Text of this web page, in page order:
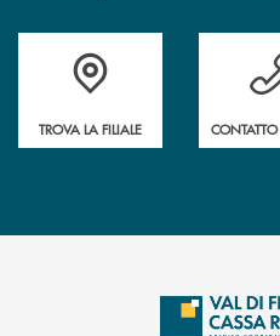
Accedi all' elenco completo delle
TROVA LA FILIALE
Hai